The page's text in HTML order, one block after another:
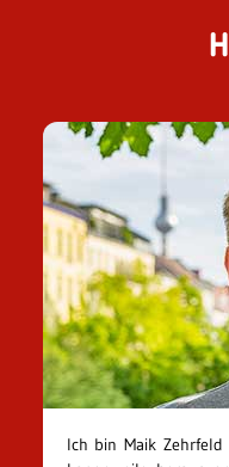
Ich bin Maik